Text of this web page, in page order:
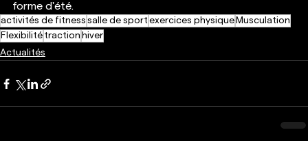
forme d'été.
activités de fitness salle de sport exercices physique Musculation
Flexibilité traction hiver
Actualités